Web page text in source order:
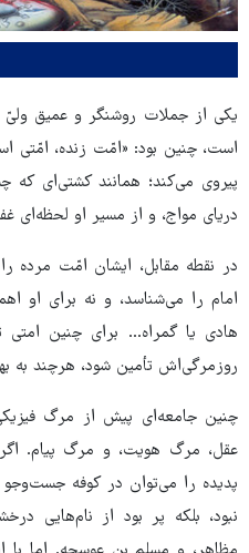
یکی از جملات روشنگر و عمیق ولیّ
است، چنین بود: «امّت زنده، امّتی
پیروی می‌کند؛ همانند کشتی‌ای
دریای مواج، و از مسیر او لحظه‌ای
در نقطه مقابل، ایشان امّت مرده
امام را می‌شناسد، و نه برای او
هادی یا گمراه… برای چنین امتی
روزمرگی‌اش تأمین شود، هرچند به
چنین جامعه‌ای پیش از مرگ
عقل، مرگ هویت، و مرگ پیام. اگر
پدیده را می‌توان در کوفه جست‌وجو
نبود، بلکه پر بود از نام‌هایی